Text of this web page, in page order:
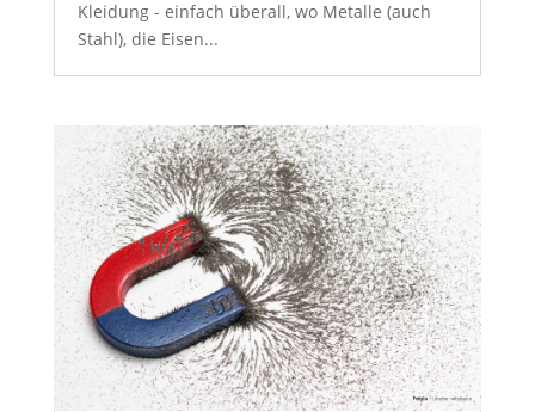
Kleidung - einfach überall, wo Metalle (auch
Stahl), die Eisen...